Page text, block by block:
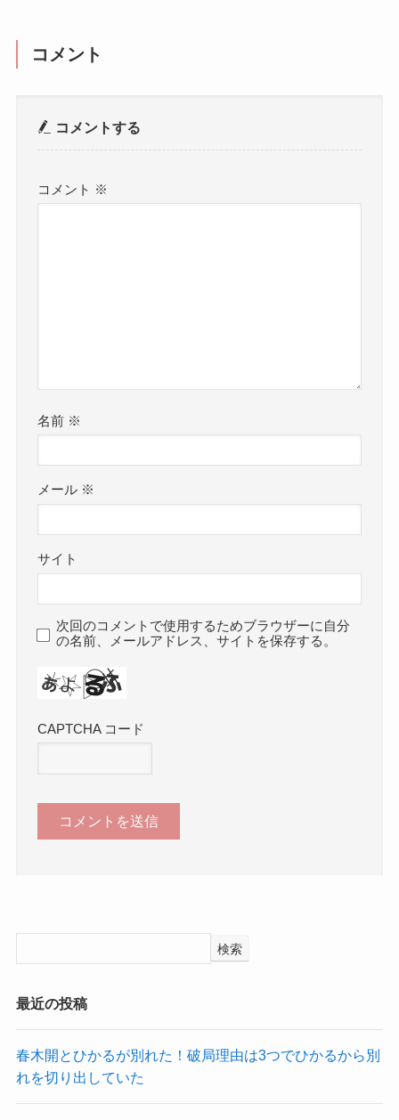
コメント
コメントする
コメント ※
名前 ※
メール ※
サイト
次回のコメントで使用するためブラウザーに自分
の名前、メールアドレス、サイトを保存する。
CAPTCHA コード
検索
最近の投稿
春木開とひかるが別れた！破局理由は3つでひかるから別
れを切り出していた